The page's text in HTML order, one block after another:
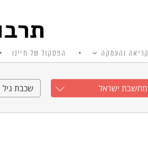
קריאה והעמקה הפסקול של חיינו
מחשבת ישראל שכבת גיל